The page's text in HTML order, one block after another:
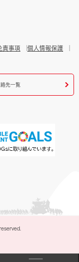
責事項
個人情報保護
先一覧